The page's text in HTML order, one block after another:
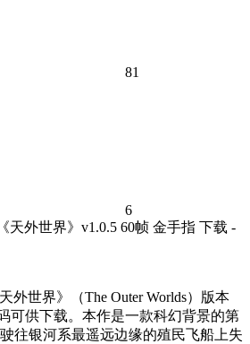
81
6
外世界》（The Outer Worlds）版本
可供下载。本作是一款科幻背景的第
往银河系最遥远边缘的殖民飞船上失